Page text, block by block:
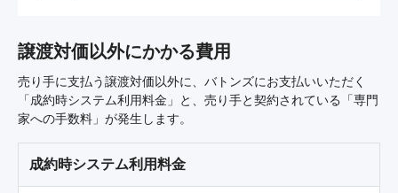
譲渡対価以外にかかる費用
売り手に支払う譲渡対価以外に、バトンズにお支払いいただく
「成約時システム利用料金」と、売り手と契約されている「専門
家への手数料」が発生します。
成約時システム利用料金